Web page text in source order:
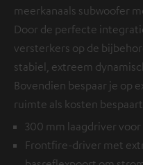
meerkanaals subwoofer
Door de perfecte
versterkers op de
stabiel, extreem
Bovendien bespaar je op
ruimte als kosten
300 mm laagdriver
Frontfire-driver met